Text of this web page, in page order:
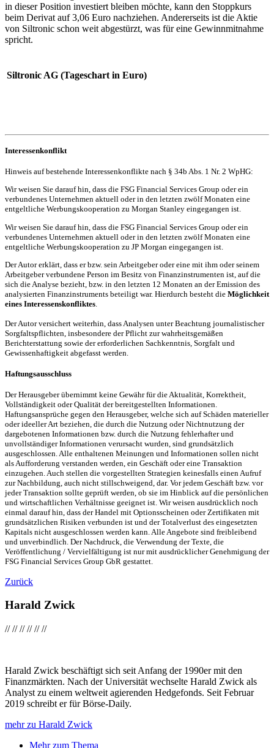
in dieser Position investiert bleiben möchte, kann den Stoppkurs
beim Derivat auf 3,06 Euro nachziehen. Andererseits ist die Aktie
von Siltronic schon weit abgestürzt, was für eine Gewinnmitnahme
spricht.
Siltronic AG (Tageschart in Euro)
Interessenkonflikt
Hinweis auf bestehende Interessenkonflikte nach § 34b Abs. 1 Nr. 2 WpHG:
Wir weisen Sie darauf hin, dass die FSG Financial Services Group oder ein
verbundenes Unternehmen aktuell oder in den letzten zwölf Monaten eine
entgeltliche Werbungskooperation zu Morgan Stanley eingegangen ist.
Wir weisen Sie darauf hin, dass die FSG Financial Services Group oder ein
verbundenes Unternehmen aktuell oder in den letzten zwölf Monaten eine
entgeltliche Werbungskooperation zu JP Morgan eingegangen ist.
Der Autor erklärt, dass er bzw. sein Arbeitgeber oder eine mit ihm oder seinem
Arbeitgeber verbundene Person im Besitz von Finanzinstrumenten ist, auf die
sich die Analyse bezieht, bzw. in den letzten 12 Monaten an der Emission des
analysierten Finanzinstruments beteiligt war. Hierdurch besteht die Möglichkeit
eines Interessenskonfliktes.
Der Autor versichert weiterhin, dass Analysen unter Beachtung journalistischer
Sorgfaltspflichten, insbesondere der Pflicht zur wahrheitsgemäßen
Berichterstattung sowie der erforderlichen Sachkenntnis, Sorgfalt und
Gewissenhaftigkeit abgefasst werden.
Haftungsausschluss
Der Herausgeber übernimmt keine Gewähr für die Aktualität, Korrektheit,
Vollständigkeit oder Qualität der bereitgestellten Informationen.
Haftungsansprüche gegen den Herausgeber, welche sich auf Schäden materieller
oder ideeller Art beziehen, die durch die Nutzung oder Nichtnutzung der
dargebotenen Informationen bzw. durch die Nutzung fehlerhafter und
unvollständiger Informationen verursacht wurden, sind grundsätzlich
ausgeschlossen. Alle enthaltenen Meinungen und Informationen sollen nicht
als Aufforderung verstanden werden, ein Geschäft oder eine Transaktion
einzugehen. Auch stellen die vorgestellten Strategien keinesfalls einen Aufruf
zur Nachbildung, auch nicht stillschweigend, dar. Vor jedem Geschäft bzw. vor
jeder Transaktion sollte geprüft werden, ob sie im Hinblick auf die persönlichen
und wirtschaftlichen Verhältnisse geeignet ist. Wir weisen ausdrücklich noch
einmal darauf hin, dass der Handel mit Optionsscheinen oder Zertifikaten mit
grundsätzlichen Risiken verbunden ist und der Totalverlust des eingesetzten
Kapitals nicht ausgeschlossen werden kann. Alle Angebote sind freibleibend
und unverbindlich. Der Nachdruck, die Verwendung der Texte, die
Veröffentlichung / Vervielfältigung ist nur mit ausdrücklicher Genehmigung der
FSG Financial Services Group GbR gestattet.
Zurück
Harald Zwick
////////////
Harald Zwick beschäftigt sich seit Anfang der 1990er mit den
Finanzmärkten. Nach der Universität wechselte Harald Zwick als
Analyst zu einem weltweit agierenden Hedgefonds. Seit Februar
2019 schreibt er für Börse-Daily.
mehr zu Harald Zwick
Mehr zum Thema